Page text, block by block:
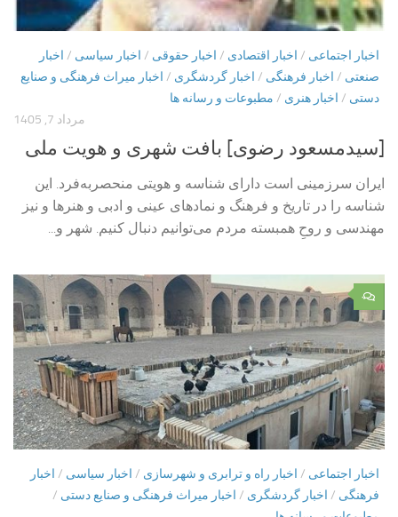
اخبار اجتماعی / اخبار اقتصادی / اخبار حقوقی / اخبار سیاسی / اخبار
صنعتی / اخبار فرهنگی / اخبار گردشگری / اخبار میراث فرهنگی و صنایع
دستی / اخبار هنری / مطبوعات و رسانه ها
مرداد 7, 1405
[سیدمسعود رضوی] بافت شهری و هویت ملی
ایران سرزمینی است دارای شناسه و هویتی منحصربه‌فرد. این
شناسه را در تاریخ و فرهنگ و نمادهای عینی و ادبی و هنرها و نیز
مهندسی و روحِ همبسته مردم می‌توانیم دنبال کنیم. شهر و...
۰
اخبار اجتماعی / اخبار راه و ترابری و شهرسازی / اخبار سیاسی / اخبار
فرهنگی / اخبار گردشگری / اخبار میراث فرهنگی و صنایع دستی /